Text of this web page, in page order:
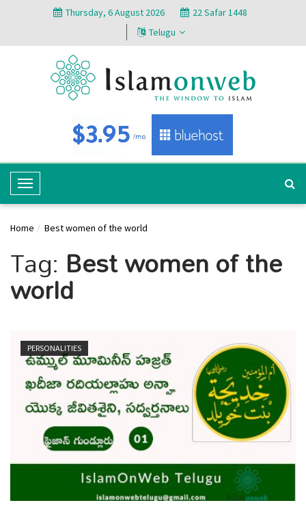
Thursday, 6 August 2026
22 Safar 1448
Telugu
T
o
g
e
N
a
g
a
t
i
o
Home Best women of the world
Tag: Best women of the
world
PERSONALITIES